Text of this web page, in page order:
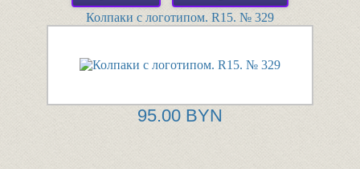
Колпаки с логотипом. R15. № 329
95.00 BYN